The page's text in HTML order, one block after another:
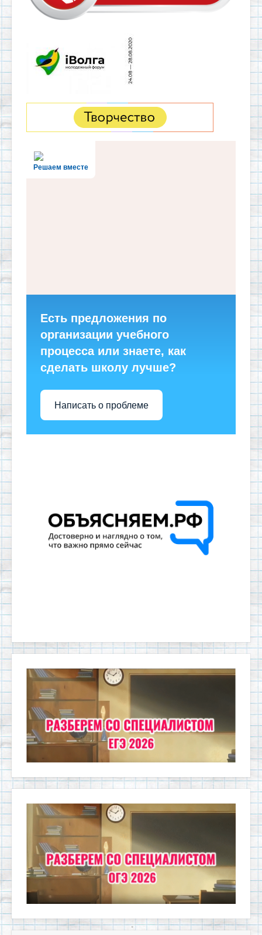
Решаем вместе
Есть предложения по
организации учебного
процесса или знаете, как
сделать школу лучше?
Написать о проблеме